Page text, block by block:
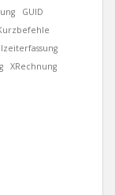
GUID
XRechnung